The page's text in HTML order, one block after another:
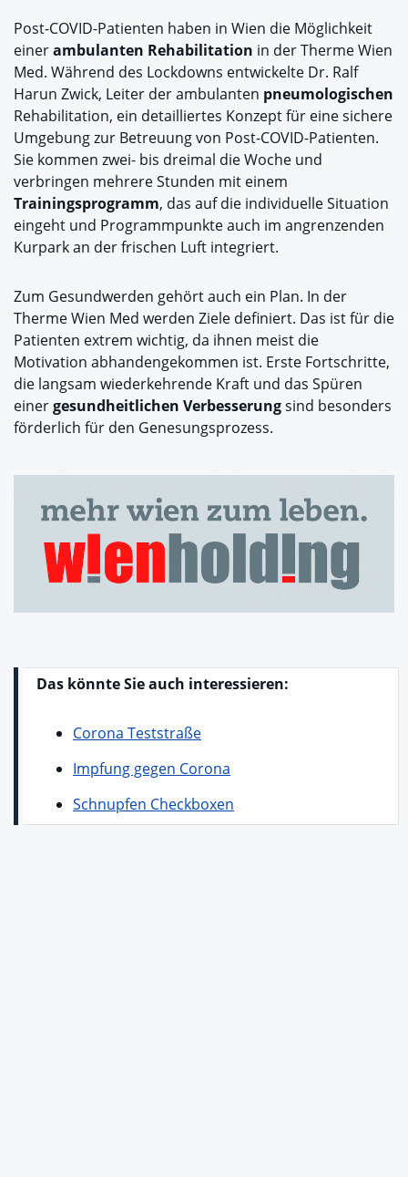
Post-COVID-Patienten haben in Wien die Möglichkeit
einerambulanten Rehabilitation in der Therme Wien
Med. Während des Lockdowns entwickelte Dr. Ralf
Harun Zwick, Leiter der ambulanten pneumologischen
Rehabilitation, ein detailliertes Konzept für eine sichere
Umgebung zur Betreuung von Post-COVID-Patienten.
Sie kommen zwei- bis dreimal die Woche und
verbringen mehrere Stunden mit einem
Trainingsprogramm, das auf die individuelle Situation
eingeht und Programmpunkte auch im angrenzenden
Kurpark an der frischen Luft integriert.
Zum Gesundwerden gehört auch ein Plan. In der
Therme Wien Med werden Ziele definiert. Das ist für die
Patienten extrem wichtig, da ihnen meist die
Motivation abhandengekommen ist. Erste Fortschritte,
die langsam wiederkehrende Kraft und das Spüren
einergesundheitlichen Verbesserungsind besonders
förderlich für den Genesungsprozess.
Das könnte Sie auch interessieren:
Corona Teststraße
Impfung gegen Corona
Schnupfen Checkboxen